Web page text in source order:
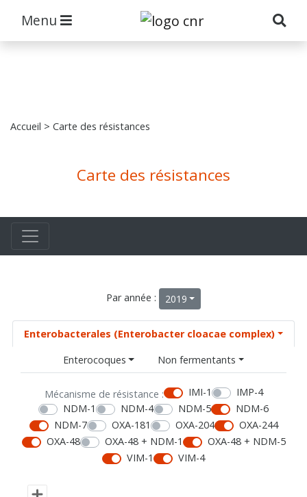
Menu
Accueil > Carte des résistances
Carte des résistances
Par année : 2019
Enterobacterales (Enterobacter cloacae complex)
Enterocoques
Non fermentants
Mécanisme de résistance : IMI-1
IMP-4
NDM-1
NDM-4 NDM-5
NDM-6
NDM-7
OXA-181 OXA-204
OXA-244
OXA-48
OXA-48 + NDM-1
OXA-48 + NDM-5
VIM-1
VIM-4